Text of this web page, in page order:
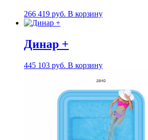
266 419 руб. В корзину
Динар +
445 103 руб. В корзину